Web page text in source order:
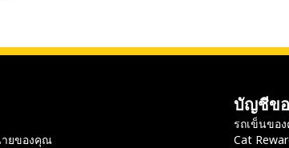
ยของคุณ
บัญชีข
รถเข็นขอ
Cat